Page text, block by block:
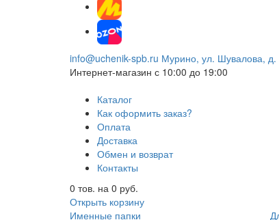
info@uchenik-spb.ru Мурино, ул. Шувалова, д.
Интернет-магазин с 10:00 до 19:00
Каталог
Как оформить заказ?
Оплата
Доставка
Обмен и возврат
Контакты
0 тов. на 0 руб.
Открыть корзину
Именные папки